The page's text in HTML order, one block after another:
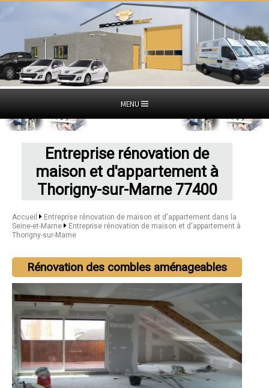
MENU
Entreprise rénovation de
maison et d'appartement à
Thorigny-sur-Marne 77400
Accueil
Entreprise rénovation de maison et d'appartement dans la
Seine-et-Marne
Entreprise rénovation de maison et d'appartement à
Thorigny-sur-Marne
Rénovation des combles aménageables